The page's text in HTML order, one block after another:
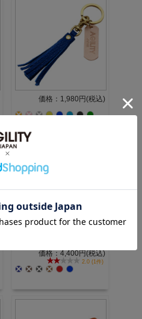
価格：1,980円(税込)
価格：4,400円(税込)
2.0 (1件)